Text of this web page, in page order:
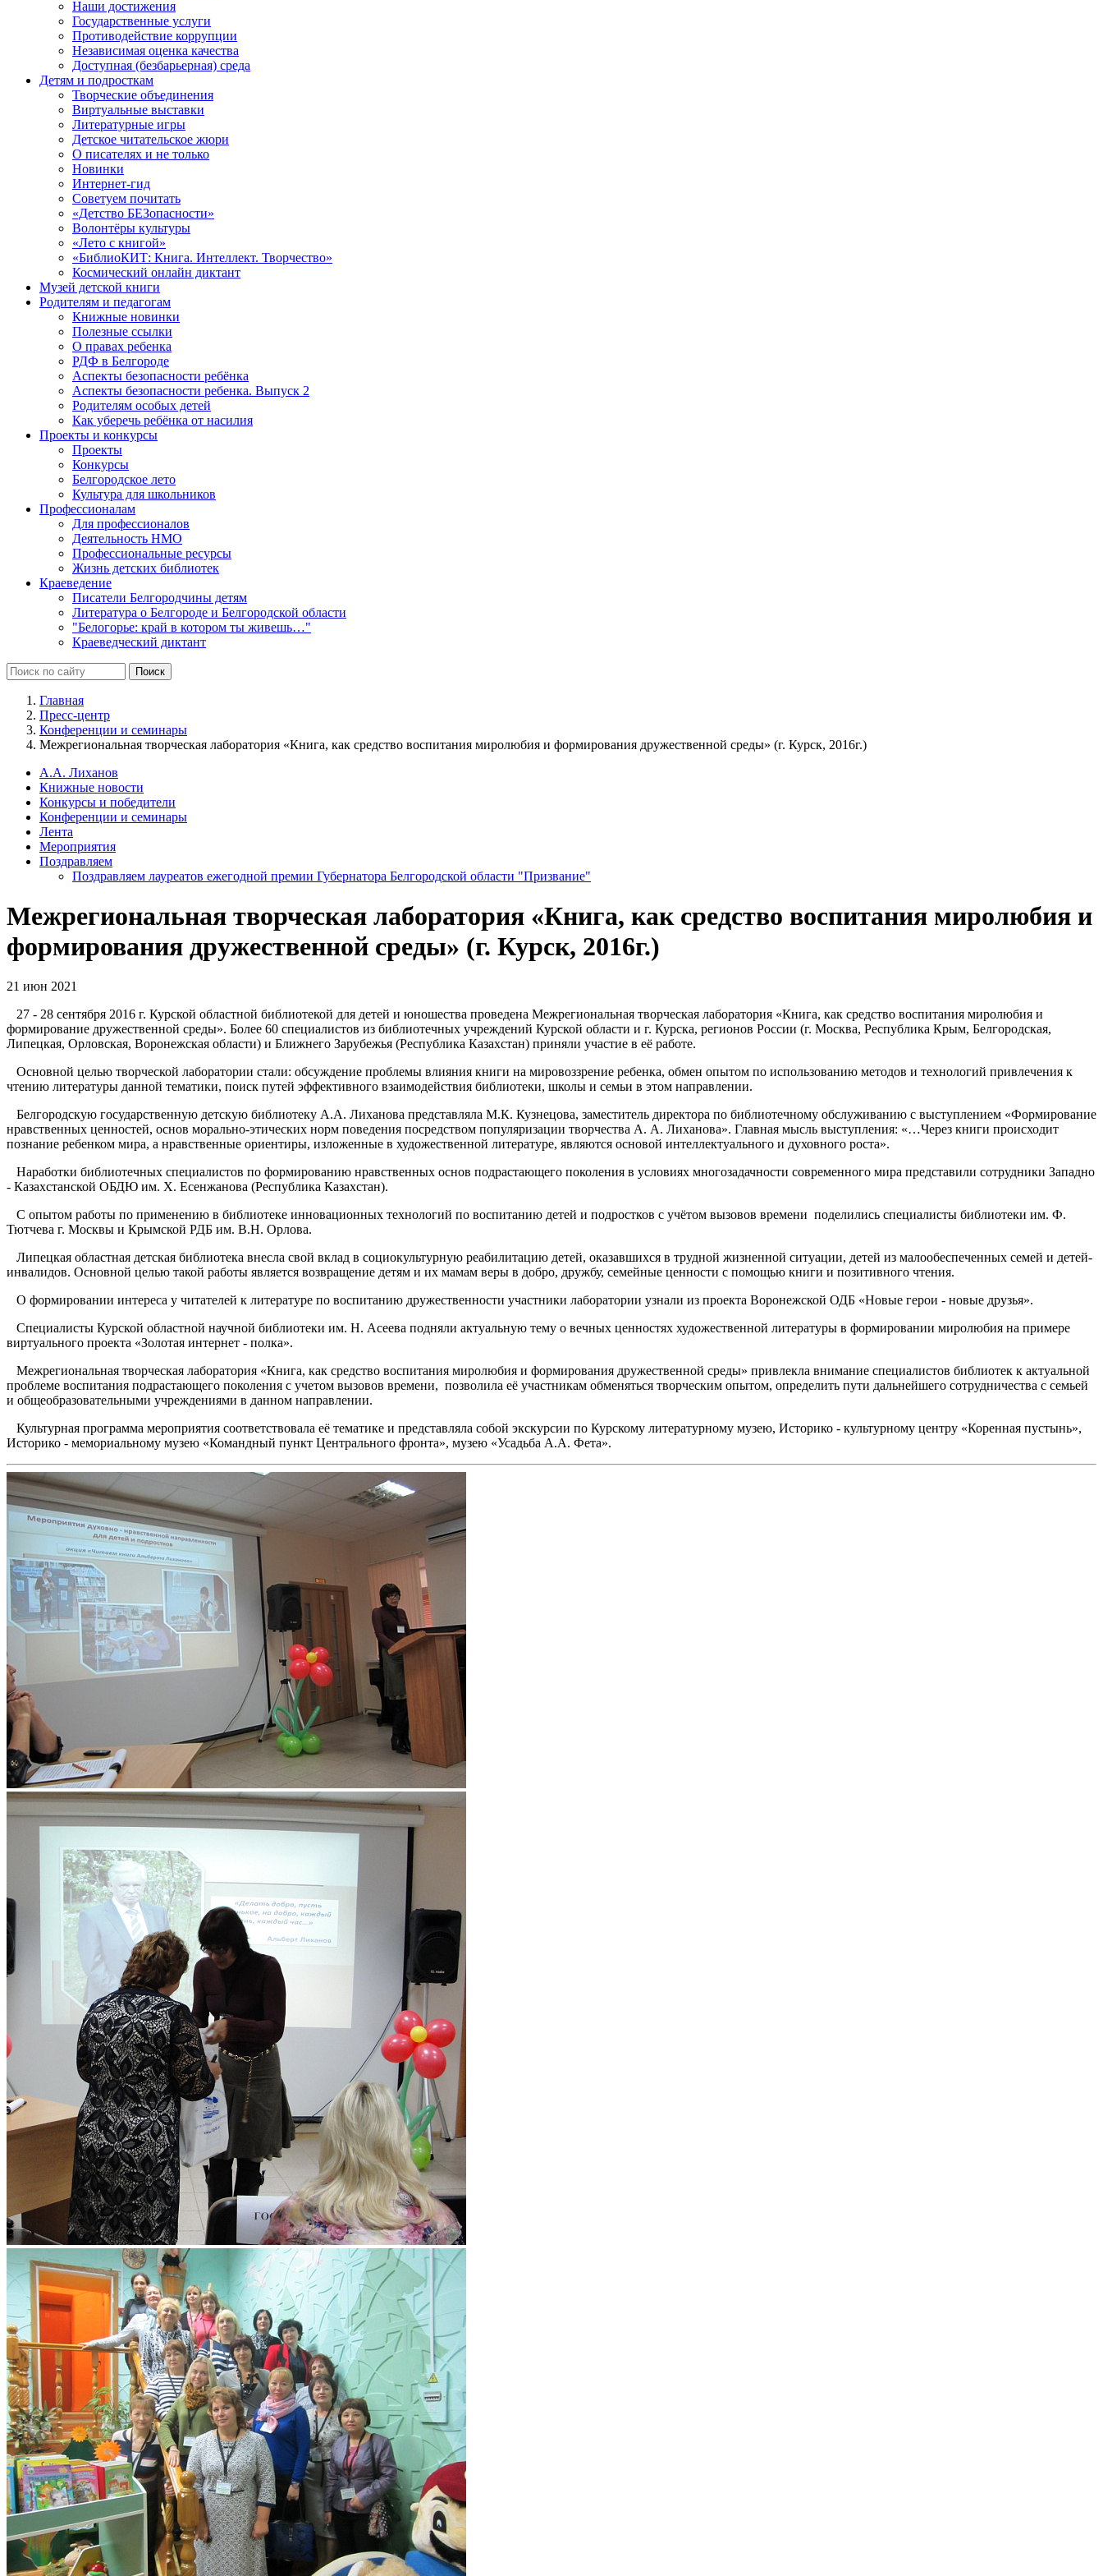
Наши достижения
Государственные услуги
Противодействие коррупции
Независимая оценка качества
Доступная (безбарьерная) среда
Детям и подросткам
Творческие объединения
Виртуальные выставки
Литературные игры
Детское читательское жюри
О писателях и не только
Новинки
Интернет-гид
Советуем почитать
«Детство БЕЗопасности»
Волонтёры культуры
«Лето с книгой»
«БиблиоКИТ: Книга. Интеллект. Творчество»
Космический онлайн диктант
Музей детской книги
Родителям и педагогам
Книжные новинки
Полезные ссылки
О правах ребенка
РДФ в Белгороде
Аспекты безопасности ребёнка
Аспекты безопасности ребенка. Выпуск 2
Родителям особых детей
Как уберечь ребёнка от насилия
Проекты и конкурсы
Проекты
Конкурсы
Белгородское лето
Культура для школьников
Профессионалам
Для профессионалов
Деятельность НМО
Профессиональные ресурсы
Жизнь детских библиотек
Краеведение
Писатели Белгородчины детям
Литература о Белгороде и Белгородской области
"Белогорье: край в котором ты живешь…"
Краеведческий диктант
Главная
Пресс-центр
Конференции и семинары
Межрегиональная творческая лаборатория «Книга, как средство воспитания миролюбия и формирования дружественной среды» (г. Курск, 2016г.)
А.А. Лиханов
Книжные новости
Конкурсы и победители
Конференции и семинары
Лента
Мероприятия
Поздравляем
Поздравляем лауреатов ежегодной премии Губернатора Белгородской области "Призвание"
Межрегиональная творческая лаборатория «Книга, как средство воспитания миролюбия и
формирования дружественной среды» (г. Курск, 2016г.)
21 июн 2021
27 - 28 сентября 2016 г. Курской областной библиотекой для детей и юношества проведена Межрегиональная творческая лаборатория «Книга, как средство воспитания миролюбия и
формирование дружественной среды». Более 60 специалистов из библиотечных учреждений Курской области и г. Курска, регионов России (г. Москва, Республика Крым, Белгородская,
Липецкая, Орловская, Воронежская области) и Ближнего Зарубежья (Республика Казахстан) приняли участие в её работе.
Основной целью творческой лаборатории стали: обсуждение проблемы влияния книги на мировоззрение ребенка, обмен опытом по использованию методов и технологий привлечения к
чтению литературы данной тематики, поиск путей эффективного взаимодействия библиотеки, школы и семьи в этом направлении.
Белгородскую государственную детскую библиотеку А.А. Лиханова представляла М.К. Кузнецова, заместитель директора по библиотечному обслуживанию с выступлением «Формирование
нравственных ценностей, основ морально-этических норм поведения посредством популяризации творчества А. А. Лиханова». Главная мысль выступления: «…Через книги происходит
познание ребенком мира, а нравственные ориентиры, изложенные в художественной литературе, являются основой интеллектуального и духовного роста».
Наработки библиотечных специалистов по формированию нравственных основ подрастающего поколения в условиях многозадачности современного мира представили сотрудники Западно
- Казахстанской ОБДЮ им. Х. Есенжанова (Республика Казахстан).
С опытом работы по применению в библиотеке инновационных технологий по воспитанию детей и подростков с учётом вызовов времени поделились специалисты библиотеки им. Ф.
Тютчева г. Москвы и Крымской РДБ им. В.Н. Орлова.
Липецкая областная детская библиотека внесла свой вклад в социокультурную реабилитацию детей, оказавшихся в трудной жизненной ситуации, детей из малообеспеченных семей и детей-
инвалидов. Основной целью такой работы является возвращение детям и их мамам веры в добро, дружбу, семейные ценности с помощью книги и позитивного чтения.
О формировании интереса у читателей к литературе по воспитанию дружественности участники лаборатории узнали из проекта Воронежской ОДБ «Новые герои - новые друзья».
Специалисты Курской областной научной библиотеки им. Н. Асеева подняли актуальную тему о вечных ценностях художественной литературы в формировании миролюбия на примере
виртуального проекта «Золотая интернет - полка».
Межрегиональная творческая лаборатория «Книга, как средство воспитания миролюбия и формирования дружественной среды» привлекла внимание специалистов библиотек к актуальной
проблеме воспитания подрастающего поколения с учетом вызовов времени, позволила её участникам обменяться творческим опытом, определить пути дальнейшего сотрудничества с семьей
и общеобразовательными учреждениями в данном направлении.
Культурная программа мероприятия соответствовала её тематике и представляла собой экскурсии по Курскому литературному музею, Историко - культурному центру «Коренная пустынь»,
Историко - мемориальному музею «Командный пункт Центрального фронта», музею «Усадьба А.А. Фета».